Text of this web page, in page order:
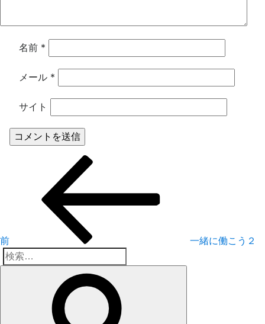
名前 *
メール *
サイト
ビ
ゲ
前
一緒に働こう２
検